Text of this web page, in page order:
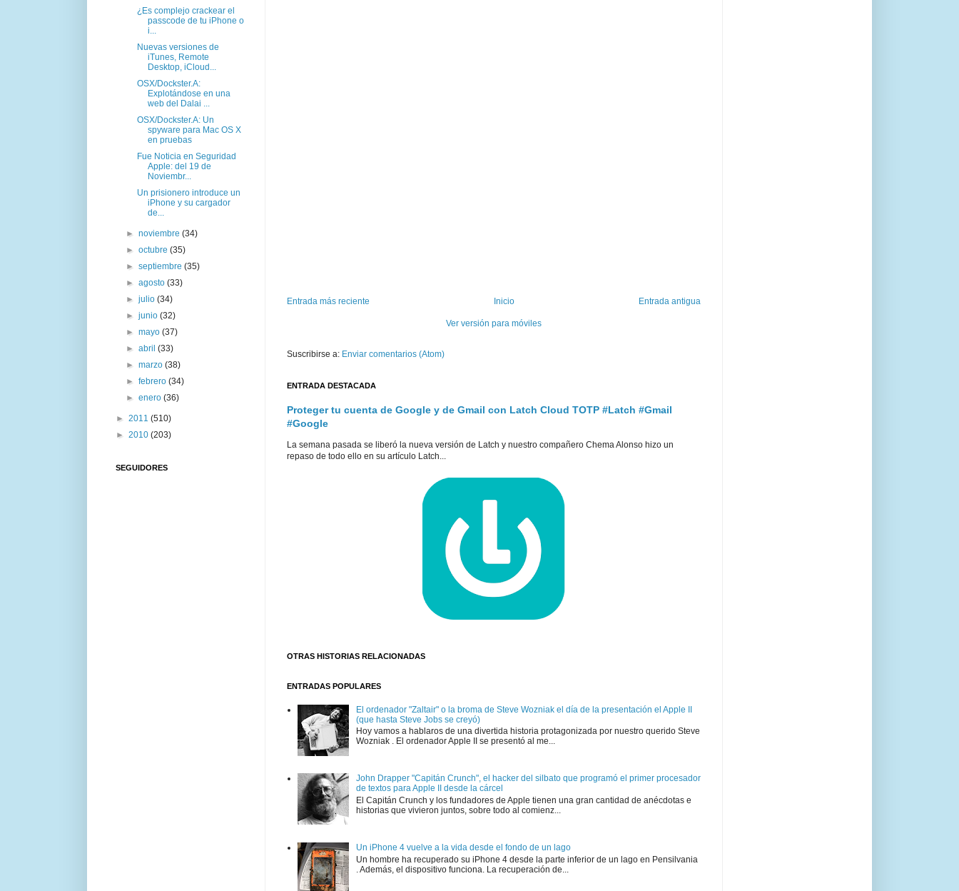
Entrada más reciente Entrada antigua
Inicio
Ver versión para móviles
Suscribirse a: Enviar comentarios (Atom)
ENTRADA DESTACADA
Proteger tu cuenta de Google y de Gmail con Latch Cloud TOTP #Latch #Gmail
#Google
La semana pasada se liberó la nueva versión de Latch y nuestro compañero Chema Alonso hizo un
repaso de todo ello en su artículo Latch...
OTRAS HISTORIAS RELACIONADAS
ENTRADAS POPULARES
El ordenador "Zaltair" o la broma de Steve Wozniak el día de la presentación el Apple II
(que hasta Steve Jobs se creyó)
Hoy vamos a hablaros de una divertida historia protagonizada por nuestro querido Steve
Wozniak . El ordenador Apple II se presentó al me...
John Drapper "Capitán Crunch", el hacker del silbato que programó el primer procesador
de textos para Apple II desde la cárcel
El Capitán Crunch y los fundadores de Apple tienen una gran cantidad de anécdotas e
historias que vivieron juntos, sobre todo al comienz...
Un iPhone 4 vuelve a la vida desde el fondo de un lago
Un hombre ha recuperado su iPhone 4 desde la parte inferior de un lago en Pensilvania
. Además, el dispositivo funciona. La recuperación de...
¿Es complejo crackear el
passcode de tu iPhone o
i...
Nuevas versiones de
iTunes, Remote
Desktop, iCloud...
OSX/Dockster.A:
Explotándose en una
web del Dalai ...
OSX/Dockster.A: Un
spyware para Mac OS X
en pruebas
Fue Noticia en Seguridad
Apple: del 19 de
Noviembr...
Un prisionero introduce un
iPhone y su cargador
de...
►noviembre(34)
►octubre(35)
►septiembre(35)
►agosto(33)
►julio(34)
►junio(32)
►mayo(37)
►abril(33)
►marzo(38)
►febrero(34)
►enero(36)
► 2011 (510)
► 2010 (203)
SEGUIDORES